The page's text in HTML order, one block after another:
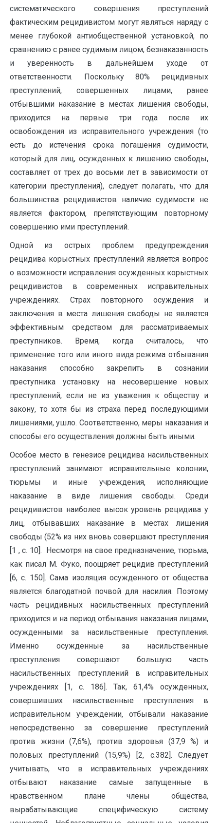
систематического совершения преступлений
фактическим рецидивистом могут являться наряду с
менее глубокой антиобщественной установкой, по
сравнению с ранее судимым лицом, безнаказанность
и уверенность в дальнейшем уходе от
ответственности. Поскольку 80% рецидивных
преступлений, совершенных лицами, ранее
отбывшими наказание в местах лишения свободы,
приходится на первые три года после их
освобождения из исправительного учреждения (то
есть до истечения срока погашения судимости,
который для лиц, осужденных к лишению свободы,
составляет от трех до восьми лет в зависимости от
категории преступления), следует полагать, что для
большинства рецидивистов наличие судимости не
является фактором, препятствующим повторному
совершению ими преступлений.
Одной из острых проблем предупреждения
рецидива корыстных преступлений является вопрос
о возможности исправления осужденных корыстных
рецидивистов в современных исправительных
учреждениях. Страх повторного осуждения и
заключения в места лишения свободы не является
эффективным средством для рассматриваемых
преступников. Время, когда считалось, что
применение того или иного вида режима отбывания
наказания способно закрепить в сознании
преступника установку на несовершение новых
преступлений, если не из уважения к обществу и
закону, то хотя бы из страха перед последующими
лишениями, ушло. Соответственно, меры наказания и
способы его осуществления должны быть иными.
Особое место в генезисе рецидива насильственных
преступлений занимают исправительные колонии,
тюрьмы и иные учреждения, исполняющие
наказание в виде лишения свободы. Среди
рецидивистов наиболее высок уровень рецидива у
лиц, отбывавших наказание в местах лишения
свободы (52% из них вновь совершают преступления
[1 , с. 10]. Несмотря на свое предназначение, тюрьма,
как писал М. Фуко, поощряет рецидив преступлений
[6, с. 150]. Сама изоляция осужденного от общества
является благодатной почвой для насилия. Поэтому
часть рецидивных насильственных преступлений
приходится и на период отбывания наказания лицами,
осужденными за насильственные преступления.
Именно осужденные за насильственные
преступления совершают большую часть
насильственных преступлений в исправительных
учреждениях [1, с. 186]. Так, 61,4% осужденных,
совершивших насильственные преступления в
исправительном учреждении, отбывали наказание
непосредственно за совершение преступлений
против жизни (7,6%), против здоровья (37,9 %) и
половых преступлений (15,9%) [2, с.382]. Следует
учитывать, что в исправительных учреждениях
отбывают наказание самые запущенные в
нравственном плане члены общества,
вырабатывающие специфическую систему